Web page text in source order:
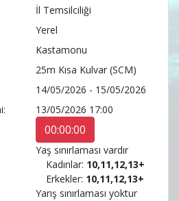
İl Temsilciliği
Yerel
Kastamonu
25m Kısa Kulvar (SCM)
14/05/2026 - 15/05/2026
13/05/2026 17:00
00:00:00
Yaş sınırlaması vardır
Kadınlar: 10,11,12,13+
Erkekler: 10,11,12,13+
Yarış sınırlaması yoktur